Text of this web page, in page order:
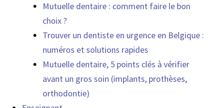
Mutuelle dentaire : comment faire le bon
choix ?
Trouver un dentiste en urgence en Belgique :
numéros et solutions rapides
Mutuelle dentaire, 5 points clés à vérifier
avant un gros soin (implants, prothèses,
orthodontie)